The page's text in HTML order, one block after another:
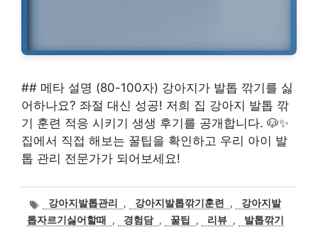
## 메타 설명 (80-100자) 강아지가 발톱 깎기를 싫
어하나요? 좌절 대신 성공! 저희 집 강아지 발톱 깎
기 훈련 적응 시키기 생생 후기를 공개합니다. 🐶✨
집에서 직접 해보는 꿀팁을 확인하고 우리 아이 발
톱 관리 전문가가 되어보세요!
태
그
강아지발톱관리 , 강아지발톱깎기훈련 ,
강아지발
톱자르기싫어할때
, 경험담 , 꿀팁 , 리뷰 ,
발톱깎기